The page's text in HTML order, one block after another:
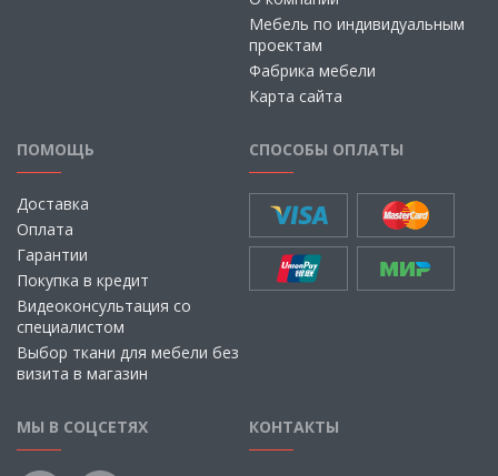
Мебель по индивидуальным
проектам
Фабрика мебели
Карта сайта
ПОМОЩЬ
Доставка
Оплата
Гарантии
Покупка в кредит
Видеоконсультация со
специалистом
Выбор ткани для мебели без
визита в магазин
СПОСОБЫ ОПЛАТЫ
МЫ В СОЦСЕТЯХ КОНТАКТЫ